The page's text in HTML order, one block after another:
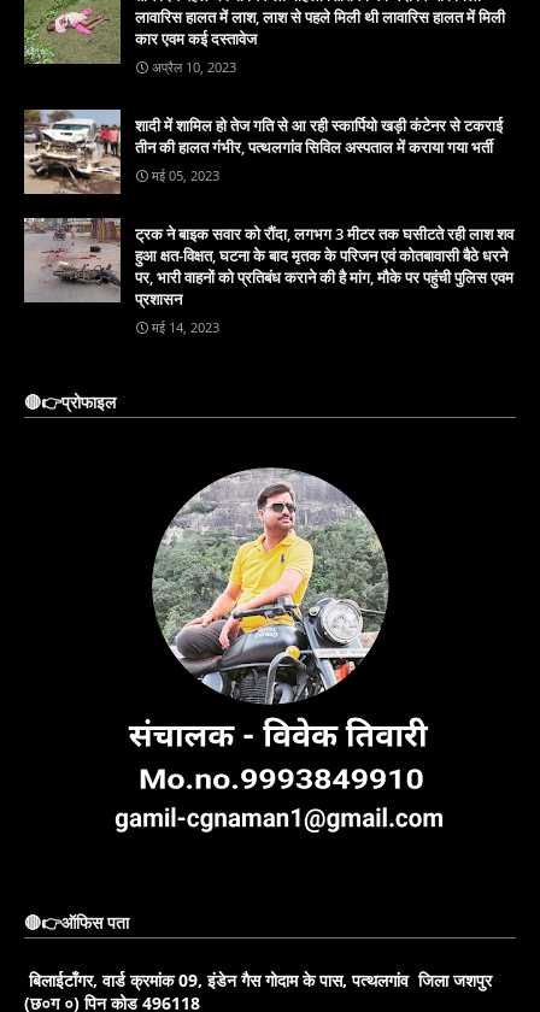
लावारिस हालत में लाश, लाश से पहले मिली थी लावारिस हालत में मिली
कार एवम कई दस्तावेज
अप्रैल 10, 2023
शादी में शामिल हो तेज गति से आ रही स्कार्पियो खड़ी कंटेनर से टकराई
तीन की हालत गंभीर, पत्थलगांव सिविल अस्पताल में कराया गया भर्ती
मई 05, 2023
ट्रक ने बाइक सवार को रौंदा, लगभग 3 मीटर तक घसीटते रही लाश शव
हुआ क्षत-विक्षत, घटना के बाद मृतक के परिजन एवं कोतबावासी बैठे धरने
पर, भारी वाहनों को प्रतिबंध कराने की है मांग, मौके पर पहुंची पुलिस एवम
प्रशासन
मई 14, 2023
🔴👉प्रोफाइल
🔴👉ऑफिस पता
बिलाईटाँगर, वार्ड क्रमांक 09, इंडेन गैस गोदाम के पास, पत्थलगांव जिला जशपुर
(छ०ग ०) पिन कोड 496118